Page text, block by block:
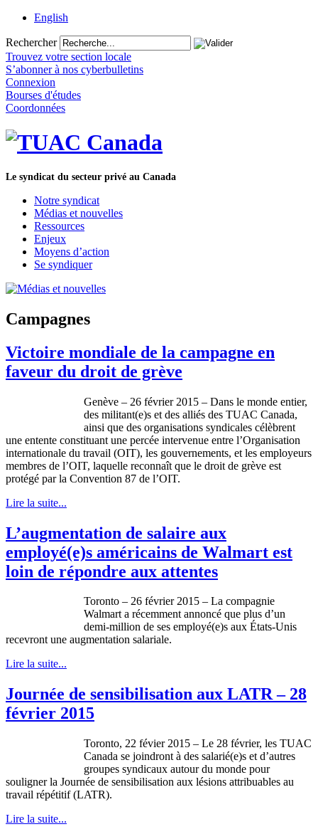
English
Rechercher
Trouvez votre section locale
S’abonner à nos cyberbulletins
Connexion
Bourses d'études
Coordonnées
Le syndicat du secteur privé au Canada
Notre syndicat
Médias et nouvelles
Ressources
Enjeux
Moyens d’action
Se syndiquer
Campagnes
Victoire mondiale de la campagne en
faveur du droit de grève
Genève – 26 février 2015 – Dans le monde entier,
des militant(e)s et des alliés des TUAC Canada,
ainsi que des organisations syndicales célèbrent
une entente constituant une percée intervenue entre l’Organisation
internationale du travail (OIT), les gouvernements, et les employeurs
membres de l’OIT, laquelle reconnaît que le droit de grève est
protégé par la Convention 87 de l’OIT.
Lire la suite...
L’augmentation de salaire aux
employé(e)s américains de Walmart est
loin de répondre aux attentes
Toronto – 26 février 2015 – La compagnie
Walmart a récemment annoncé que plus d’un
demi-million de ses employé(e)s aux États-Unis
recevront une augmentation salariale.
Lire la suite...
Journée de sensibilisation aux LATR – 28
février 2015
Toronto, 22 févier 2015 – Le 28 février, les TUAC
Canada se joindront à des salarié(e)s et d’autres
groupes syndicaux autour du monde pour
souligner la Journée de sensibilisation aux lésions attribuables au
travail répétitif (LATR).
Lire la suite...